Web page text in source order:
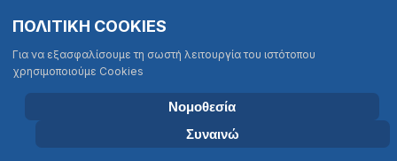
Αυτός
ιστότοπος
σύστημα
προσβασιμότητας.
ΤΜΗΜΑ ΒΙΟΛΟΓΙΑΣ
ΠΑΝΕΠΙΣΤΗΜΙΟ ΚΡΗΤΗΣ
ΠΟΛΙΤΙΚΗ COOKIES
Για να εξασφαλίσουμε τη σωστή λειτουργία του ιστότοπου
χρησιμοποιούμε Cookies
Νομοθεσία
Συναινώ